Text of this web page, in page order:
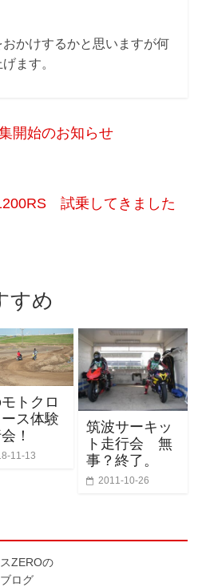
かけするかと思いますが何
ます。
開始のお知らせ
試乗してきました
すめ
トクロ
ス体験
！
11-13
筑波サーキッ
ト走行会 無
事？終了。
2011-10-26
ZEROの
ログ